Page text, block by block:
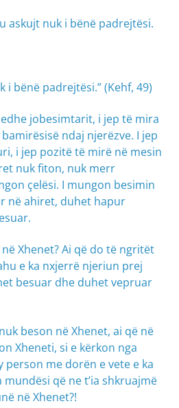
askujt nuk i bënë padrejtësi.
i bënë padrejtësi.” (Kehf, 49)
jobesimtarit, i jep të mira
ndaj njerëzve. I jep
i jep pozitë të mirë në mesin
nuk fiton, nuk merr
çelësi. I mungon besimin
në ahiret, duhet hapur
Xhenet? Ai që do të ngritët
e ka nxjerrë njeriun prej
besuar dhe duhet vepruar
beson në Xhenet, ai që në
Xheneti, si e kërkon nga
person me dorën e vete e ka
mundësi që ne t’ia shkruajmë
në Xhenet?!